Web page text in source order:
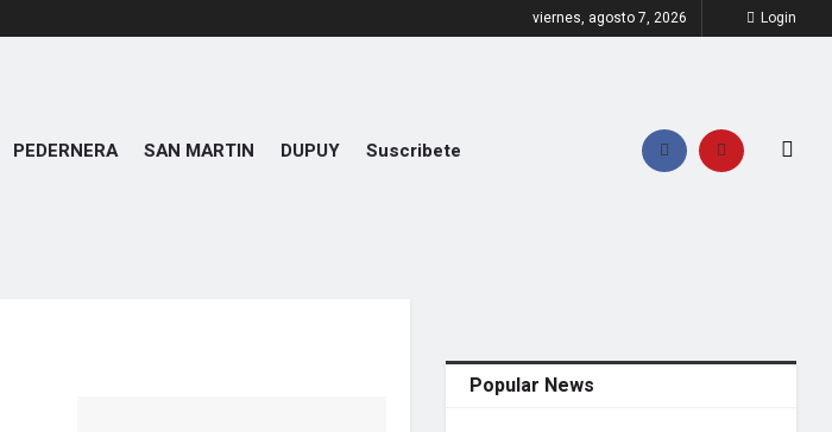
viernes, agosto 7, 2026 Login
PEDERNERA SAN MARTIN DUPUY Suscribete
Popular News